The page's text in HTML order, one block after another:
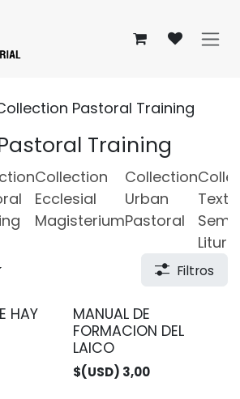
Pastoral Training
Training
Collection
Ecclesial
Magisterium
Collection
Urban
Pastoral
Filtros
HAY
MANUAL DE
FORMACION DEL
LAICO
$(USD) 3,00